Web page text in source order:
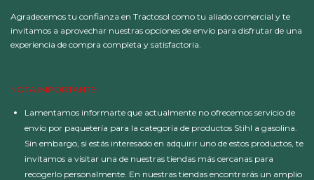
Agradecemos tu confianza en Tractosol como tu aliado comercial y te
invitamos a aprovechar nuestras opciones de envío para disfrutar de una
experiencia de compra completa y satisfactoria.
NOTA IMPORTANTE:
Lamentamos informarte que actualmente no ofrecemos servicio de
envío por paquetería para la categoría de productos Stihl a gasolina.
Sin embargo, si estás interesado en adquirir uno de estos productos, te
invitamos a visitar una de nuestras tiendas más cercanas para
recogerlo personalmente. En nuestras tiendas encontrarás un amplio